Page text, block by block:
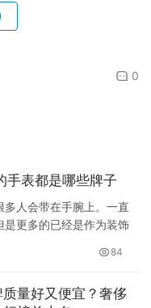
0
手表都是哪些牌子
人会带在手腕上。一直
是更多的已经是作为装饰
84
量好又便宜？奢侈